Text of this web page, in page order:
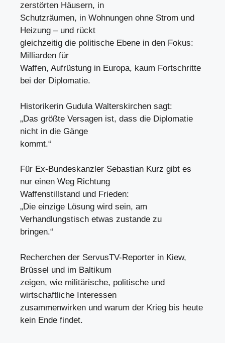
zerstörten Häusern, in
Schutzräumen, in Wohnungen ohne Strom und
Heizung – und rückt
gleichzeitig die politische Ebene in den Fokus:
Milliarden für
Waffen, Aufrüstung in Europa, kaum Fortschritte
bei der Diplomatie.
Historikerin Gudula Walterskirchen sagt:
„Das größte Versagen ist, dass die Diplomatie
nicht in die Gänge
kommt.“
Für Ex-Bundeskanzler Sebastian Kurz gibt es
nur einen Weg Richtung
Waffenstillstand und Frieden:
„Die einzige Lösung wird sein, am
Verhandlungstisch etwas zustande zu
bringen.“
Recherchen der ServusTV-Reporter in Kiew,
Brüssel und im Baltikum
zeigen, wie militärische, politische und
wirtschaftliche Interessen
zusammenwirken und warum der Krieg bis heute
kein Ende findet.